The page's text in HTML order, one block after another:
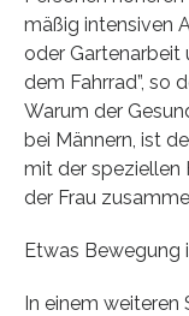
mäßig intensiven
oder Gartenarbeit
dem Fahrrad”, so
Warum der
bei Männern, ist
mit der speziellen
der Frau
Etwas Bewegung
In einem weiteren